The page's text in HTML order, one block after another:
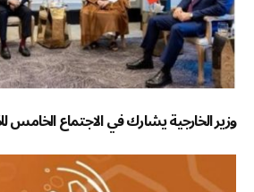
وزير الخارجية يشارك في الاجتماع الخامس